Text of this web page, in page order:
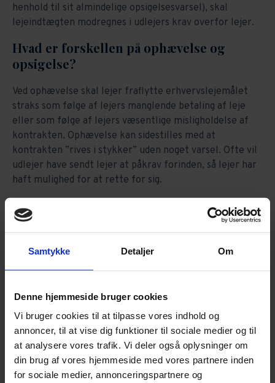
Samtykke Detaljer Om
Denne hjemmeside bruger cookies
Vi bruger cookies til at tilpasse vores indhold og
annoncer, til at vise dig funktioner til sociale medier og til
at analysere vores trafik. Vi deler også oplysninger om
din brug af vores hjemmeside med vores partnere inden
for sociale medier, annonceringspartnere og
henhold til sit almindelige opsigelsesvarsel), skal
lejeindtægten modregnes i udlejers krav overfor lejer.
Hvad er forskellen på ophævelse og
opsigelse?
Ved ophævelse skal lejer fraflytte erhvervslejemålet
straks som følge af lejers manglende betaling af leje
eller som følge af lejers væsentlige misligholdelse af
kontrakten. Ophævelse kan sidestilles med at
kontrakten ”rives i stykker” uden noget varsel. Ofte vil
udlejer have sendt lejer at påkrav forinden, så lejer har
haft mulighed for at rette for sig.
Ved opsigelse får lejer et varsel til at flytte ud af
erhvervslejemålet. Opsigelse sker ikke nødvendigvis
som følge af lejers misligholdelse, men kan også ske
fordi udlejer for eksempel selv ønsker at benytte det
opsigelsesvarsel.
Udarbejdet af
Jeppe Wedel Nielsen